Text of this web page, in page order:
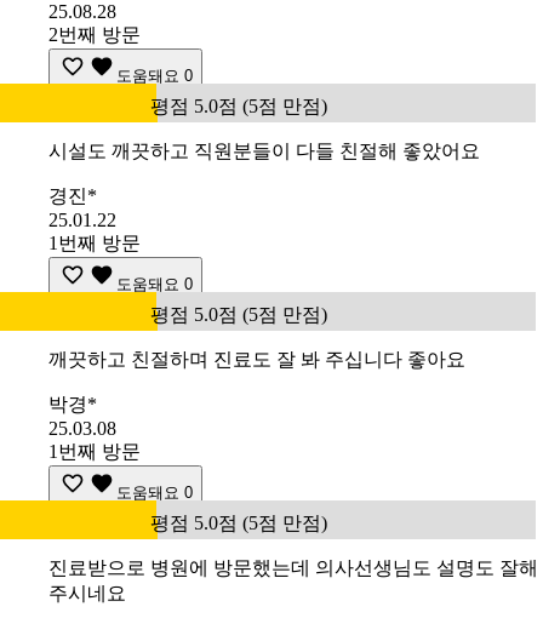
25.08.28
2번째 방문
도움돼요 0
평점 5.0점 (5점 만점)
시설도 깨끗하고 직원분들이 다들 친절해 좋았어요
경진*
25.01.22
1번째 방문
도움돼요 0
평점 5.0점 (5점 만점)
깨끗하고 친절하며 진료도 잘 봐 주십니다 좋아요
박경*
25.03.08
1번째 방문
도움돼요 0
평점 5.0점 (5점 만점)
진료받으로 병원에 방문했는데 의사선생님도 설명도 잘해
주시네요